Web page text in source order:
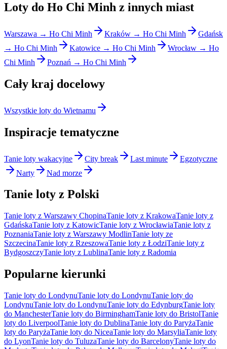
Loty do Ho Chi Minh z innych miast
Warszawa → Ho Chi Minh Kraków → Ho Chi Minh
Gdańsk
→ Ho Chi Minh
Katowice → Ho Chi Minh
Wrocław → Ho
Chi Minh
Poznań → Ho Chi Minh
Cały kraj docelowy
Wszystkie loty do Wietnamu
Inspiracje tematyczne
Tanie loty wakacyjne City break Last minute
Egzotyczne
Narty
Nad morze
Tanie loty z Polski
Tanie loty z Warszawy ChopinaTanie loty z KrakowaTanie loty z
GdańskaTanie loty z KatowicTanie loty z WrocławiaTanie loty z
PoznaniaTanie loty z Warszawy ModlinTanie loty ze
SzczecinaTanie loty z RzeszowaTanie loty z ŁodziTanie loty z
BydgoszczyTanie loty z LublinaTanie loty z Radomia
Popularne kierunki
Tanie loty do LondynuTanie loty do LondynuTanie loty do
LondynuTanie loty do LondynuTanie loty do EdynburgTanie loty
do ManchesterTanie loty do BirminghamTanie loty do BristolTanie
loty do LiverpoolTanie loty do DublinaTanie loty do ParyżaTanie
loty do ParyżaTanie loty do NiceaTanie loty do MarsyliaTanie loty
do LyonTanie loty do TuluzaTanie loty do BarcelonyTanie loty do